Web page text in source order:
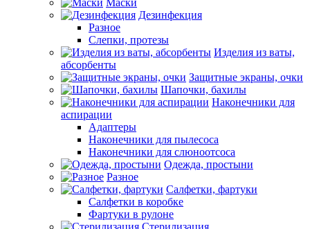
Маски
Дезинфекция
Разное
Слепки, протезы
Изделия из ваты,
абсорбенты
Защитные экраны, очки
Шапочки, бахилы
Наконечники для
аспирации
Адаптеры
Наконечники для пылесоса
Наконечники для слюноотсоса
Одежда, простыни
Разное
Салфетки, фартуки
Салфетки в коробке
Фартуки в рулоне
Стерилизация